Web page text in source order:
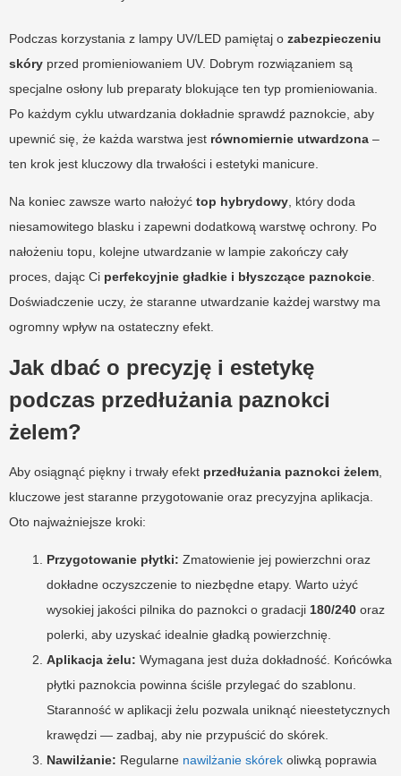
Podczas korzystania z lampy UV/LED pamiętaj o zabezpieczeniu
skóry przed promieniowaniem UV. Dobrym rozwiązaniem są
specjalne osłony lub preparaty blokujące ten typ promieniowania.
Po każdym cyklu utwardzania dokładnie sprawdź paznokcie, aby
upewnić się, że każda warstwa jest równomiernie utwardzona –
ten krok jest kluczowy dla trwałości i estetyki manicure.
Na koniec zawsze warto nałożyć top hybrydowy , który doda
niesamowitego blasku i zapewni dodatkową warstwę ochrony. Po
nałożeniu topu, kolejne utwardzanie w lampie zakończy cały
proces, dając Ci perfekcyjnie gładkie i błyszczące paznokcie
Doświadczenie uczy, że staranne utwardzanie każdej warstwy ma
ogromny wpływ na ostateczny efekt.
Jak dbać o precyzję i estetykę
podczas przedłużania paznokci
żelem?
Aby osiągnąć piękny i trwały efekt przedłużania paznokci żelem
kluczowe jest staranne przygotowanie oraz precyzyjna aplikacja.
Oto najważniejsze kroki:
Przygotowanie płytki: Zmatowienie jej powierzchni oraz
dokładne oczyszczenie to niezbędne etapy. Warto użyć
wysokiej jakości pilnika do paznokci o gradacji 180/240 oraz
polerki, aby uzyskać idealnie gładką powierzchnię.
Aplikacja żelu: Wymagana jest duża dokładność. Końcówka
płytki paznokcia powinna ściśle przylegać do szablonu.
Staranność w aplikacji żelu pozwala uniknąć nieestetycznych
krawędzi — zadbaj, aby nie przypuścić do skórek.
Nawilżanie: Regularne nawilżanie skórek oliwką poprawia